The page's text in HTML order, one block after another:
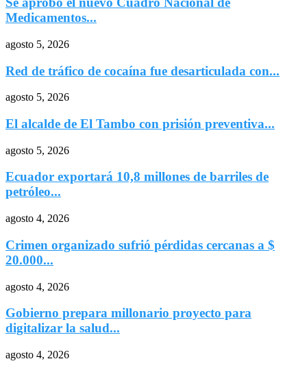
Medicamentos...
agosto 5, 2026
Red de tráfico de cocaína fue desarticulada con...
agosto 5, 2026
El alcalde de El Tambo con prisión preventiva...
agosto 5, 2026
Ecuador exportará 10,8 millones de barriles de
petróleo...
agosto 4, 2026
Crimen organizado sufrió pérdidas cercanas a $
20.000...
agosto 4, 2026
Gobierno prepara millonario proyecto para
digitalizar la salud...
agosto 4, 2026